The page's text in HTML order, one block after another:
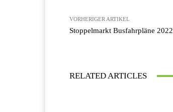
VORHERIGER ARTIKEL
Stoppelmarkt Busfahrpläne 2022
RELATED ARTICLES